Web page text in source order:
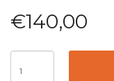
€140,00